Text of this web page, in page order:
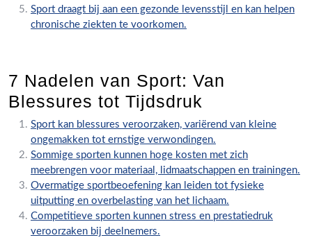
Sport draagt bij aan een gezonde levensstijl en kan helpen
chronische ziekten te voorkomen.
7 Nadelen van Sport: Van
Blessures tot Tijdsdruk
Sport kan blessures veroorzaken, variërend van kleine
ongemakken tot ernstige verwondingen.
Sommige sporten kunnen hoge kosten met zich
meebrengen voor materiaal, lidmaatschappen en trainingen.
Overmatige sportbeoefening kan leiden tot fysieke
uitputting en overbelasting van het lichaam.
Competitieve sporten kunnen stress en prestatiedruk
veroorzaken bij deelnemers.